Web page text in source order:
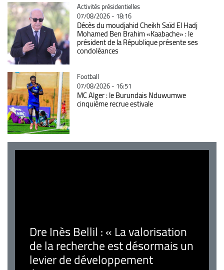
Catégorie
Activités présidentielles
07/08/2026 - 18:16
Décès du moudjahid Cheikh Saïd El Hadj
Mohamed Ben Brahim «Kaabache» : le
président de la République présente ses
condoléances
Catégorie
Football
07/08/2026 - 16:51
MC Alger : le Burundais Nduwumwe
cinquième recrue estivale
Dre Inès Bellil : « La valorisation
de la recherche est désormais un
levier de développement